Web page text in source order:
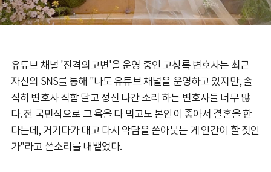
유튜브 채널 '진격의고변'을 운영 중인 고상록 변호사는 최근
자신의 SNS를 통해 "나도 유튜브 채널을 운영하고 있지만, 솔
직히 변호사 직함 달고 정신 나간 소리 하는 변호사들 너무 많
다. 전 국민적으로 그 욕을 다 먹고도 본인이 좋아서 결혼을 한
다는데, 거기다가 대고 다시 악담을 쏟아붓는 게 인간이 할 짓인
가"라고 쓴소리를 내뱉었다.